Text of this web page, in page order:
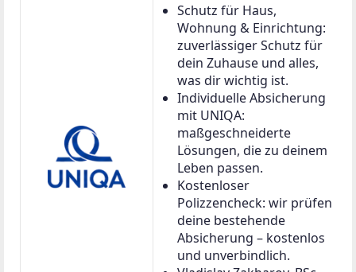
Schutz für Haus,
Wohnung & Einrichtung:
zuverlässiger Schutz für
dein Zuhause und alles,
was dir wichtig ist.
Individuelle Absicherung
mit UNIQA:
maßgeschneiderte
Lösungen, die zu deinem
Leben passen.
Kostenloser
Polizzencheck: wir prüfen
deine bestehende
Absicherung – kostenlos
und unverbindlich.